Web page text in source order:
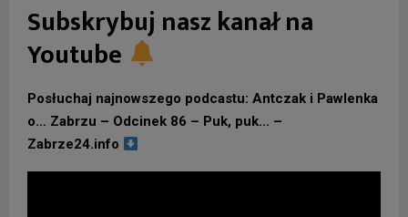
Subskrybuj nasz kanał na
Youtube
Posłuchaj najnowszego podcastu: Antczak i Pawlenka
o… Zabrzu – Odcinek 86 – Puk, puk… –
Zabrze24.info